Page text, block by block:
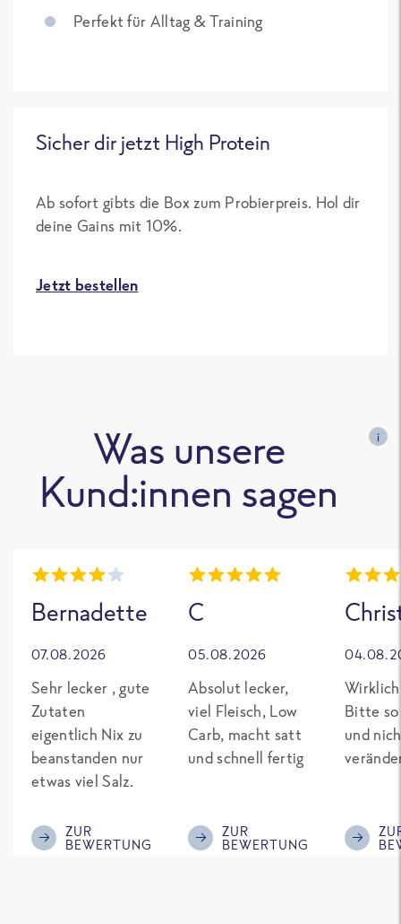
Perfekt für Alltag & Training
Sicher dir jetzt High Protein
Ab sofort gibts die Box zum Probierpreis. Hol dir
deine Gains mit 10%.
Jetzt bestellen
Was unsere
Kund:innen sagen
i
Bernadette
07.08.2026
Sehr lecker , gute
Zutaten
eigentlich Nix zu
beanstanden nur
etwas viel Salz.
ZUR
BEWERTUNG
C
05.08.2026
Absolut lecker,
viel Fleisch, Low
Carb, macht satt
und schnell fertig
ZUR
BEWERTUNG
Bitte so
und